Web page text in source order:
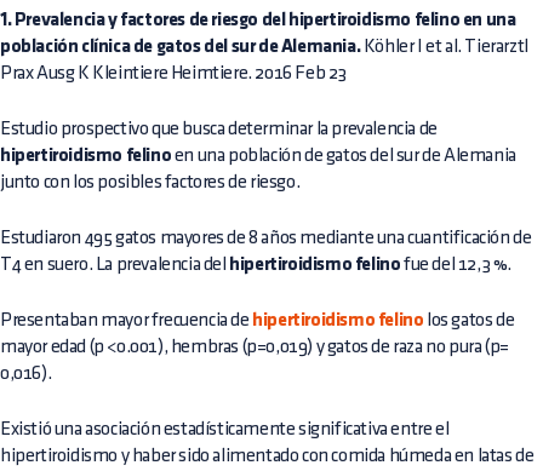
1. Prevalencia y factores de riesgo del hipertiroidismo felino en una
población clínica de gatos del sur de Alemania.Köhler I et al. Tierarztl
Prax Ausg K Kleintiere Heimtiere. 2016 Feb 23
Estudio prospectivo que busca determinar la prevalencia de
hipertiroidismo felino en una población de gatos del sur de Alemania
junto con los posibles factores de riesgo.
Estudiaron 495 gatos mayores de 8 años mediante una cuantificación de
T4 en suero. La prevalencia del
hipertiroidismo felino fue del 12,3 %.
Presentaban mayor frecuencia de hipertiroidismo felino los gatos de
mayor edad (p <0.001), hembras (p=0,019) y gatos de raza no pura (p=
0,016).
Existió una asociación estadísticamente significativa entre el
hipertiroidismo y haber sido alimentado con comida húmeda en latas de